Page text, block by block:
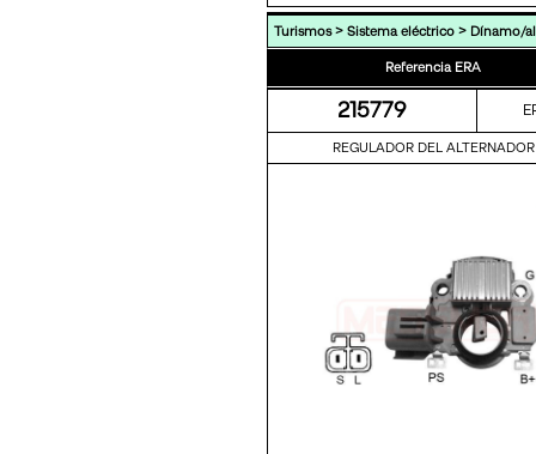
Turismos> Sistema eléctrico > Dínamo/
Referencia ERA
215779
REGULADOR DEL ALTERNADOR